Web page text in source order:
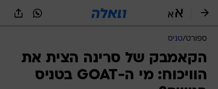
ספורט/טניס
הקאמבק של סרינה הצית את
הוויכוח: מי ה-GOAT בטניס